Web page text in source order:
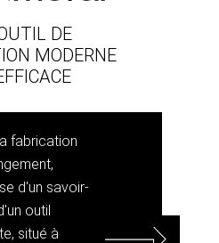
DE
MODERNE
fabrication
d'un savoir-
outil
situé à